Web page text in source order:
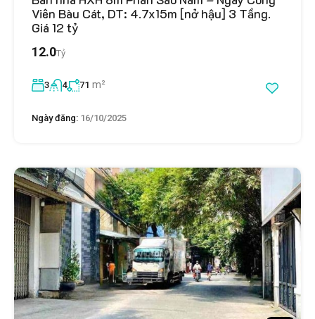
Viên Bàu Cát, DT: 4.7x15m [nở hậu] 3 Tầng.
Giá 12 tỷ
12.0Tỷ
3 4 71 m²
Ngày đăng: 16/10/2025